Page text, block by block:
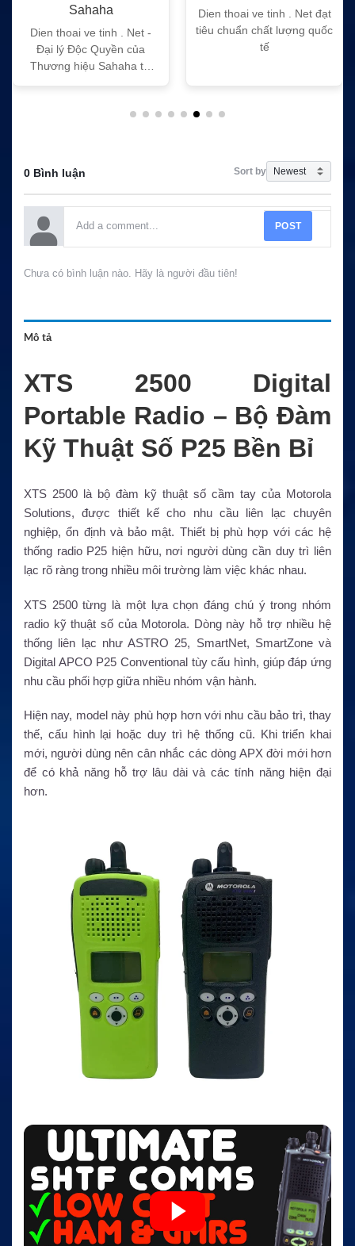
Sahaha
Dien thoai ve tinh . Net -
Đại lý Độc Quyền của
Thương hiệu Sahaha tại
Dien thoai ve tinh . Net đạt
tiêu chuẩn chất lượng quốc
tế
0 Bình luận Sort by
POST
Chưa có bình luận nào. Hãy là người đầu tiên!
Mô tả
XTS 2500 Digital
Portable Radio – Bộ Đàm
Kỹ Thuật Số P25 Bền Bỉ
XTS 2500 là bộ đàm kỹ thuật số cầm tay của Motorola
Solutions, được thiết kế cho nhu cầu liên lạc chuyên
nghiệp, ổn định và bảo mật. Thiết bị phù hợp với các hệ
thống radio P25 hiện hữu, nơi người dùng cần duy trì liên
lạc rõ ràng trong nhiều môi trường làm việc khác nhau.
XTS 2500 từng là một lựa chọn đáng chú ý trong nhóm
radio kỹ thuật số của Motorola. Dòng này hỗ trợ nhiều hệ
thống liên lạc như ASTRO 25, SmartNet, SmartZone và
Digital APCO P25 Conventional tùy cấu hình, giúp đáp ứng
nhu cầu phối hợp giữa nhiều nhóm vận hành.
Hiện nay, model này phù hợp hơn với nhu cầu bảo trì, thay
thế, cấu hình lại hoặc duy trì hệ thống cũ. Khi triển khai
mới, người dùng nên cân nhắc các dòng APX đời mới hơn
để có khả năng hỗ trợ lâu dài và các tính năng hiện đại
hơn.